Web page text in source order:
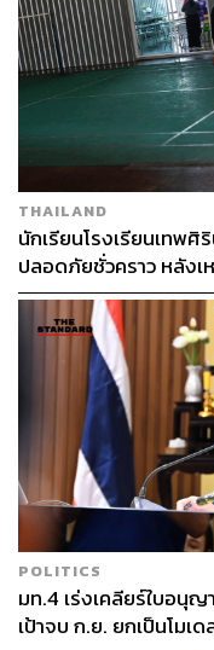
THAILAND
นักเรียนโรงเรียนเทพ
ปลอดภัยชั่วคราว หลังเ
คลี่คลาย
POLITICS
มท.4 เร่งเคลียร์ใบอนุ
เป้าจบ ก.ย. ยกเป็นโมเ